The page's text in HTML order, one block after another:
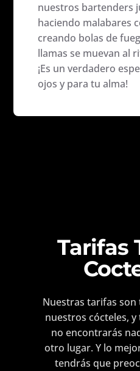
nuestros bartenders
haciendo malabares
creando bolas de
llamas se muevan al
¡Es un verdadero
ojos y para tu alma!
Tarifas
Nuestras tarifas
nuestros cócteles,
no encontrarás
otro lugar. Y lo
tendrás que